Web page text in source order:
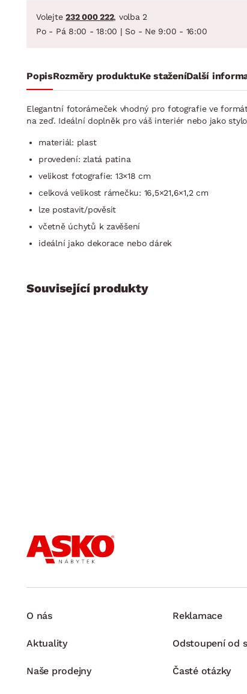
Volejte 232 000 222, volba 2
Po - Pá 8:00 - 18:00 | So - Ne 9:00 - 16:00
PopisRozměry produktuKe staženíDalší
Elegantní fotorámeček vhodný pro fotografie ve
na zeď. Ideální doplněk pro váš interiér nebo jako
materiál: plast
provedení: zlatá patina
velikost fotografie: 13×18 cm
celková velikost rámečku: 16,5×21,6×1,2 cm
lze postavit/pověsit
včetně úchytů k zavěšení
ideální jako dekorace nebo dárek
Související produkty
O nás
Aktuality
Naše prodejny
Reklamace
Odstoupení od
Časté otázky